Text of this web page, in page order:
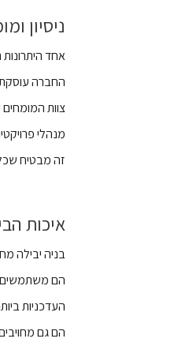
ניסיון
אחד
החברה עוסקת
צוות
מנהלי
זה מבטיח
איכות
בניה יבילה
הם משתמשים
העדכניות
הם גם